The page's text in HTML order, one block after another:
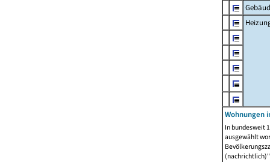
Wohnungen
In bundesweit
ausgewählt